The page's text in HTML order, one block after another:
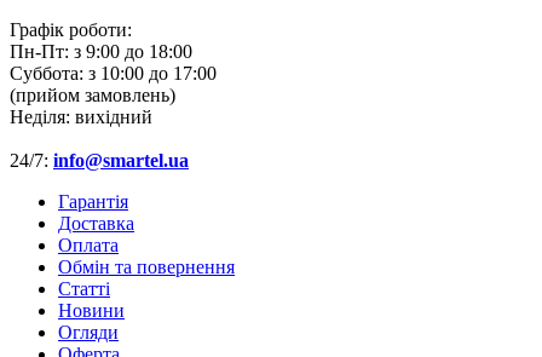
Графік роботи:
Пн-Пт: з 9:00 до 18:00
Суббота: з 10:00 до 17:00
(прийом замовлень)
Неділя: вихідний
24/7: info@smartel.ua
Гарантія
Доставка
Оплата
Обмін та повернення
Cтатті
Новини
Огляди